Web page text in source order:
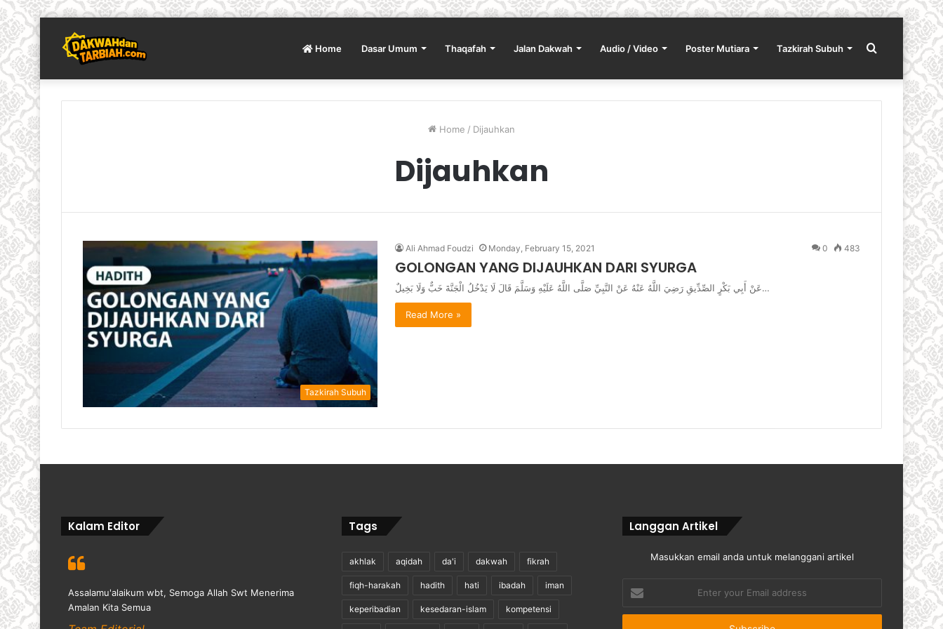
Home Dasar Umum Thaqafah Jalan Dakwah Audio / Video Poster Mutiara Tazkirah Subuh Search
Home / Dijauhkan
Dijauhkan
Tazkirah Subuh
Ali Ahmad Foudzi Monday, February 15, 2021 0 483
GOLONGAN YANG DIJAUHKAN DARI SYURGA
عَنْ أَبِي بَكْرٍ الصِّدِّيقِ رَضِيَ اللَّهُ عَنْهُ عَنْ النَّبِيِّ صَلَّى اللَّهُ عَلَيْهِ وَسَلَّمَ قَالَ لَا يَدْخُلُ الْجَنَّةَ خَبٌّ وَلَا بَخِيلٌ…
Read More »
Kalam Editor
Assalamu'alaikum wbt, Semoga Allah Swt Menerima
Amalan Kita Semua
Tags
akhlak aqidah da'i dakwah fikrah
fiqh-harakah hadith hati ibadah iman
keperibadian kesedaran-islam kompetensi
Langgan Artikel
Masukkan email anda untuk melanggani artikel
your
Email